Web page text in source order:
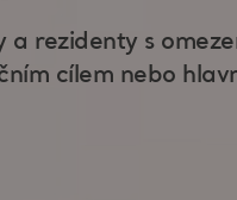
a rezidenty s
cílem nebo